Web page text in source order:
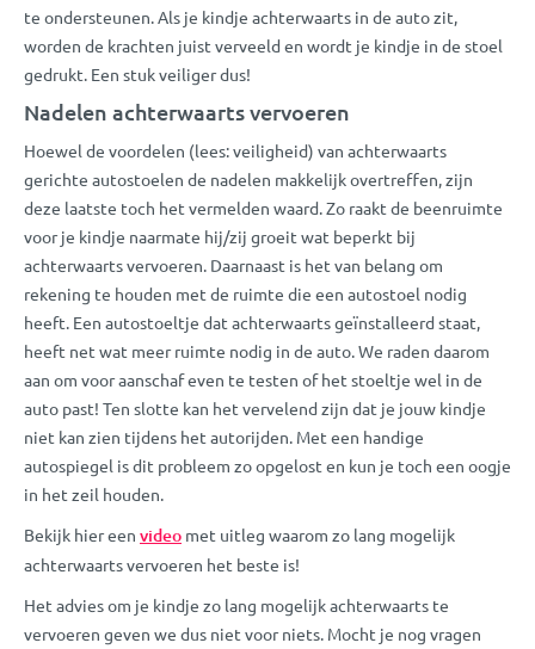
te ondersteunen. Als je kindje achterwaarts in de auto zit,
worden de krachten juist verveeld en wordt je kindje in de stoel
gedrukt. Een stuk veiliger dus!
Nadelen achterwaarts vervoeren
Hoewel de voordelen (lees: veiligheid) van achterwaarts
gerichte autostoelen de nadelen makkelijk overtreffen, zijn
deze laatste toch het vermelden waard. Zo raakt de beenruimte
voor je kindje naarmate hij/zij groeit wat beperkt bij
achterwaarts vervoeren. Daarnaast is het van belang om
rekening te houden met de ruimte die een autostoel nodig
heeft. Een autostoeltje dat achterwaarts geïnstalleerd staat,
heeft net wat meer ruimte nodig in de auto. We raden daarom
aan om voor aanschaf even te testen of het stoeltje wel in de
auto past! Ten slotte kan het vervelend zijn dat je jouw kindje
niet kan zien tijdens het autorijden. Met een handige
autospiegel is dit probleem zo opgelost en kun je toch een oogje
in het zeil houden.
Bekijk hier een video met uitleg waarom zo lang mogelijk
achterwaarts vervoeren het beste is!
Het advies om je kindje zo lang mogelijk achterwaarts te
vervoeren geven we dus niet voor niets. Mocht je nog vragen